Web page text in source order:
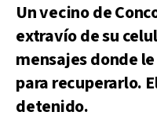
Un vecino de
extravío de su
mensajes donde
para recuperarlo.
detenido.